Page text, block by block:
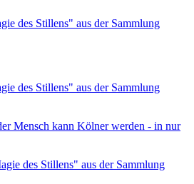
des Stillens" aus der Sammlung
des Stillens" aus der Sammlung
Mensch kann Kölner werden - in nur
des Stillens" aus der Sammlung